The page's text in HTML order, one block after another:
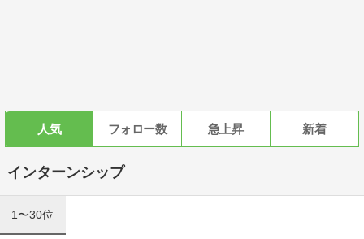
人気 フォロー数 急上昇 新着
インターンシップ
1〜30位